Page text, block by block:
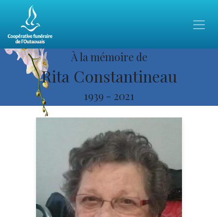
À la mémoire de
Rita Constantineau
1939 - 2021